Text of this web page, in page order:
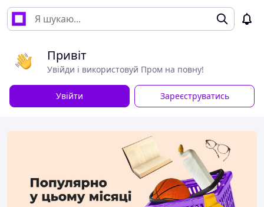
Привіт
Увійди і використовуй Пром на повну!
Увійти Зареєструватись